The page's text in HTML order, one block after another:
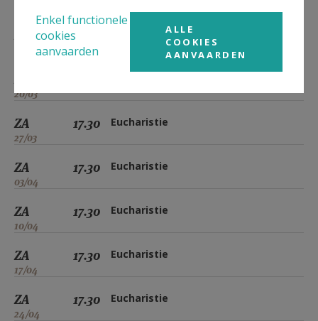
17.30 Eucharistie
20/03
ZA
27/03
17.30 Eucharistie
ZA
03/04
17.30 Eucharistie
ZA
10/04
17.30 Eucharistie
ZA
17/04
17.30 Eucharistie
ZA
24/04
17.30 Eucharistie
Enkel functionele
cookies
aanvaarden
ALLE
COOKIES
AANVAARDEN